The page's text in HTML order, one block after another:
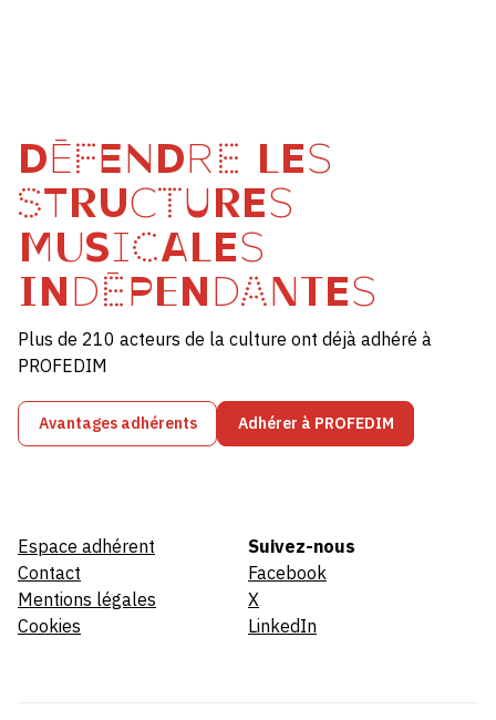
DÉFENDRE LES
STRUCTURES
MUSICALES
INDÉPENDANTES
Plus de 210 acteurs de la culture ont déjà adhéré à
PROFEDIM
Avantages adhérents Adhérer à PROFEDIM
Espace adhérent
Contact
Mentions légales
Cookies
Suivez-nous
Facebook
X
LinkedIn